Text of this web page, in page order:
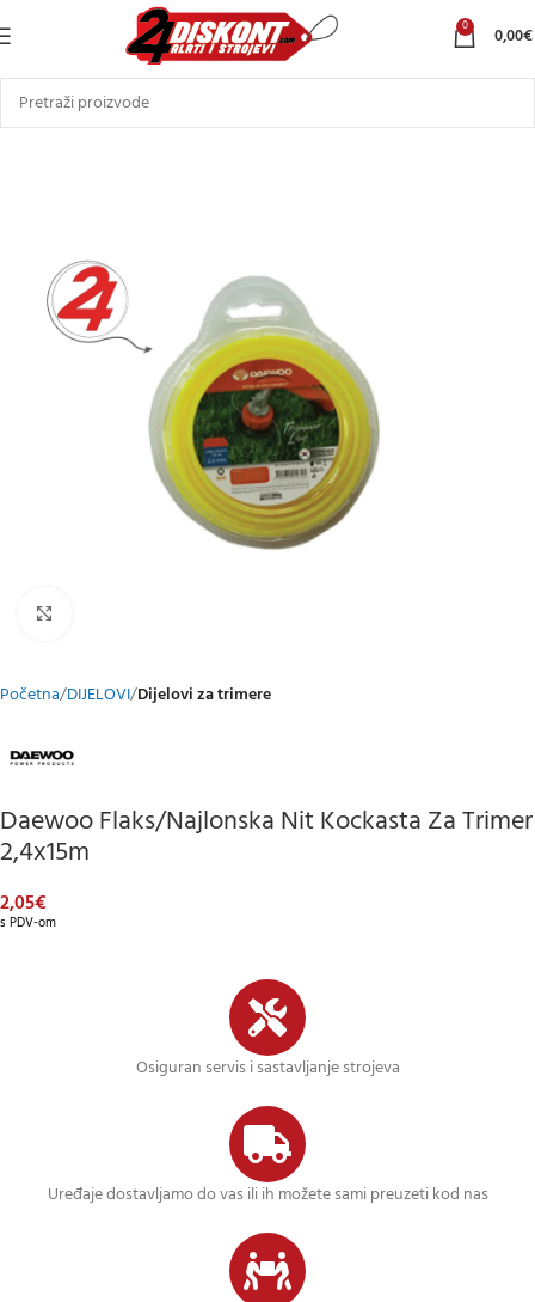
0 0,00€
Početna DIJELOVI Dijelovi za trimere
Daewoo Flaks/najlonska Nit Kockasta Za Trimer
2,4x15m
2,05€
s PDV-om
Osiguran servis i sastavljanje strojeva
Uređaje dostavljamo do vas ili ih možete sami preuzeti kod nas